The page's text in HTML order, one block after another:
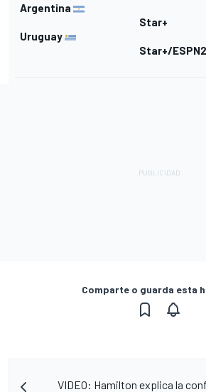
Argentina
Uruguay
Star+
Star+/ESPN2
Comparte o guarda esta
VIDEO: Hamilton explica la